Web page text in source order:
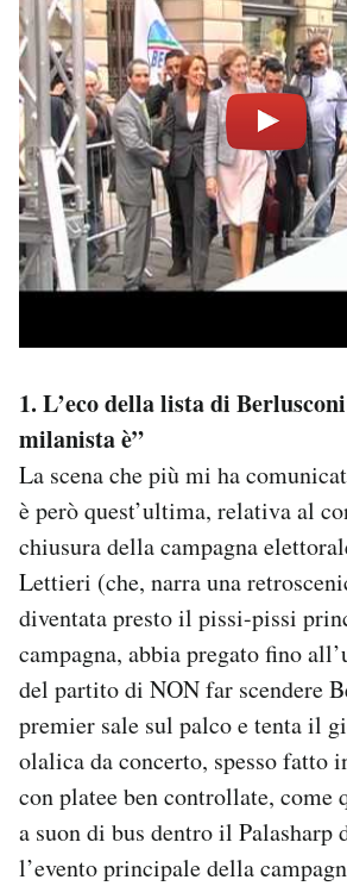
1. L’eco della lista di
milanista è”
La scena che più mi ha
è però quest’ultima, relativa al
chiusura della campagna
Lettieri (che, narra una
diventata presto il pissi-pissi
campagna, abbia pregato fino
del partito di NON far scendere
premier sale sul palco e tenta il
olalica da concerto, spesso fatto
con platee ben controllate, come
a suon di bus dentro il
l’evento principale della